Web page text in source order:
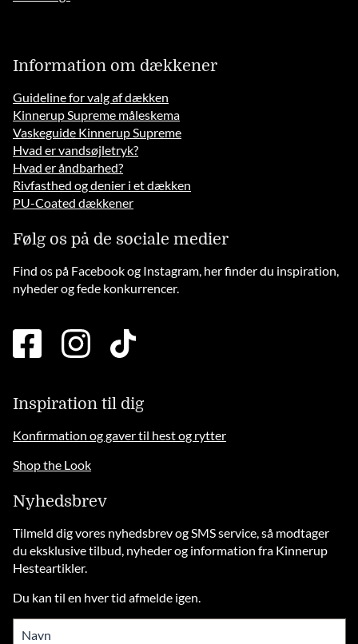
Information om dækkener
Guideline for valg af dækken
Kinnerup Supreme måleskema
Vaskeguide Kinnerup Supreme
Hvad er vandsøjletryk?
Hvad er åndbarhed?
Rivfasthed og denier i et dækken
PU-Coated dækkener
Følg os på de sociale medier
Find os på Facebook og Instagram, her finder du inspiration,
nyheder og fede konkurrencer.
facebook
square
instagramtiktok
Inspiration til dig
Konfirmation og gaver til hest og rytter
Shop the Look
Nyhedsbrev
Tilmeld dig vores nyhedsbrev og SMS service, så modtager
du eksklusive tilbud, nyheder og information fra Kinnerup
Hesteartikler.
Du kan til en hver tid afmelde igen.